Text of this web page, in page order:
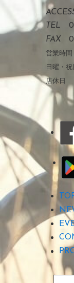
TEL
FAX
営業時間
日曜・祝
店休日